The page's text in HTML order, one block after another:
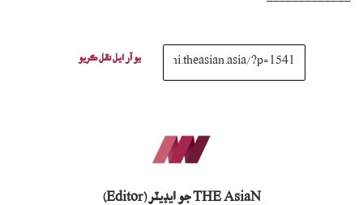
يو آر ايل نقل ڪريو
THE AsiaN جو ايڊيٽر (Editor)